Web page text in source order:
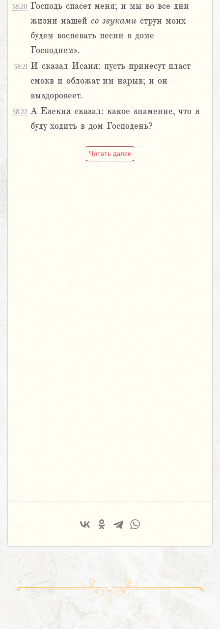
38:20 Господь спасет меня; и мы во все дни
жизни нашей со звуками струн моих
будем воспевать песни в доме
Господнем».
38:21 И сказал Исаия: пусть принесут пласт
смокв и обложат им нарыв; и он
выздоровеет.
38:22 А Езекия сказал: какое знамение, что я
буду ходить в дом Господень?
Читать далее